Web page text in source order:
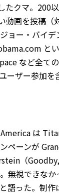
クマ。200
画を投稿（
ョー・バイ
と
など全て
ーザー参加
は
ペーンが
（
無視できな
語った。制